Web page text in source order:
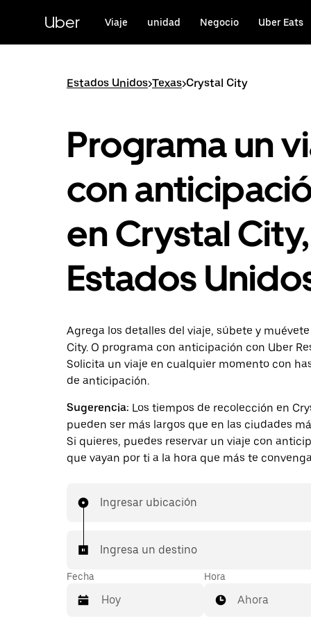
contenido
principal
Uber Viaje unidad Negocio Uber Eats
Estados Unidos>Texas>Crystal City
Programa un
con
en Crystal City,
Estados
Agrega los detalles del viaje, súbete y
City. O programa con anticipación con Uber
Solicita un viaje en cualquier momento con
de anticipación.
Sugerencia: Los tiempos de recolección en
pueden ser más largos que en las ciudades
Si quieres, puedes reservar un viaje con
que vayan por ti a la hora que más te
Ingresar ubicación
Ingresa un destino
Fecha Hora
Ahora